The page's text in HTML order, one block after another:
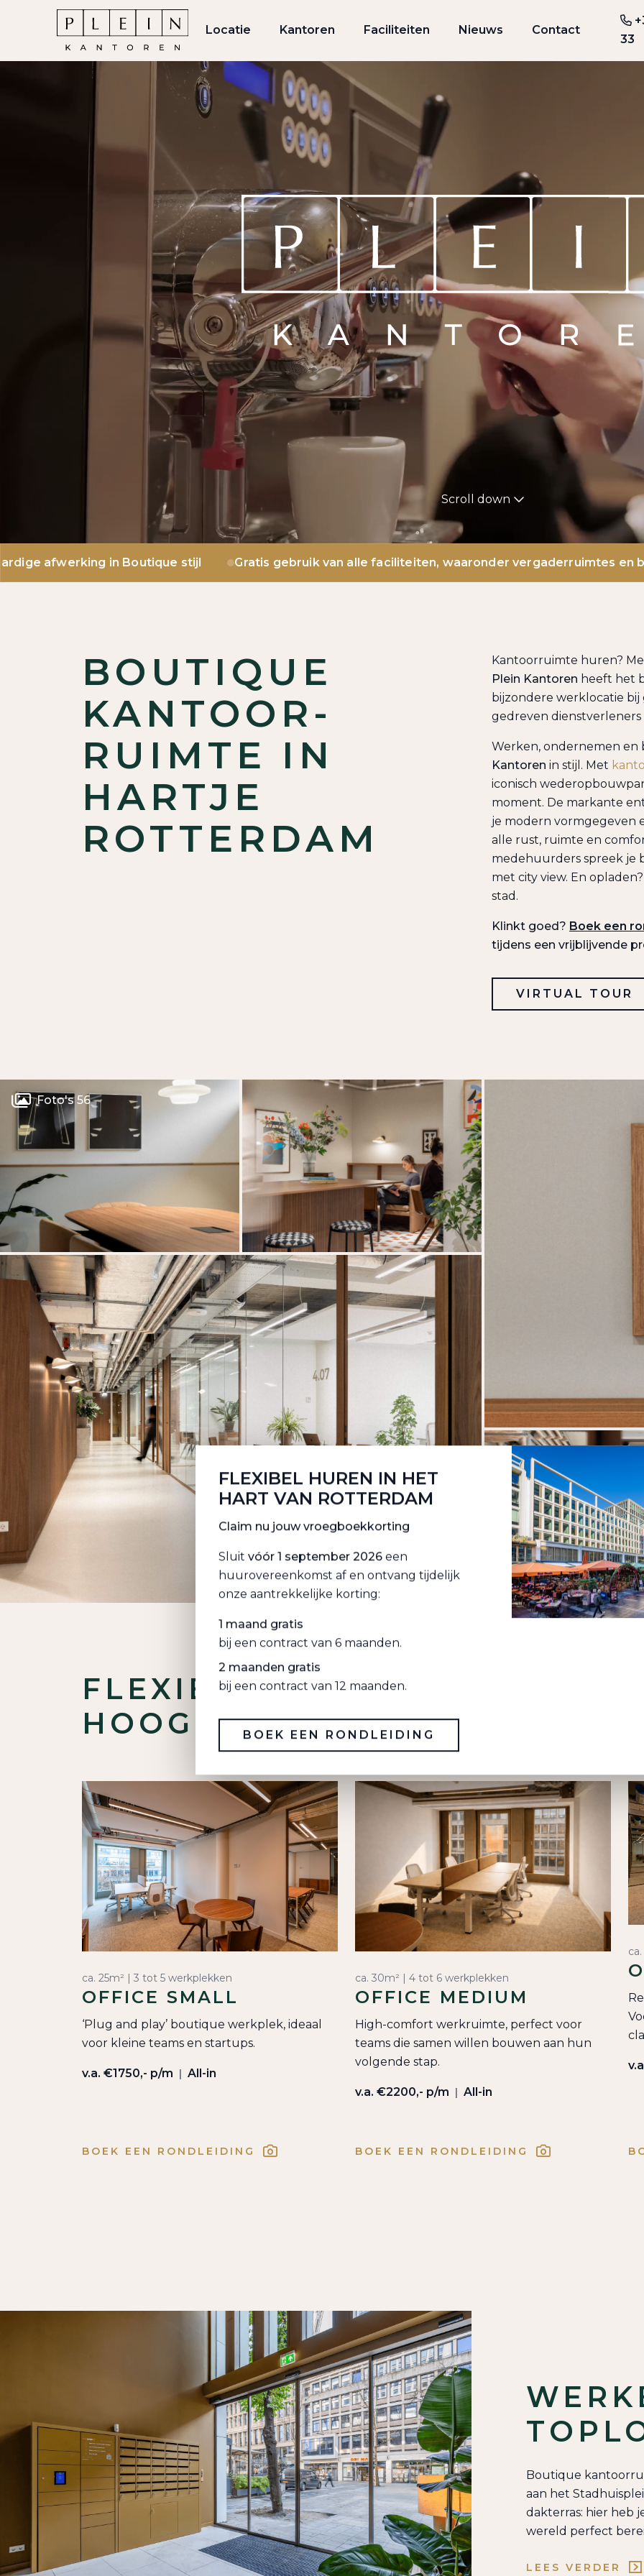
Locatie Kantoren Faciliteiten Nieuws Contact
33
Scroll down
in Boutique stijl Gratis gebruik van alle faciliteiten, waaronder vergaderruimtes en belruimtes
BOUTIQUE
KANTOOR­
RUIMTE IN
HARTJE
ROTTERDAM
Kantoorruimte huren?
Plein Kantoren heeft het
bijzondere werklocatie bij
gedreven
Werken, ondernemen en
Kantoren in stijl. Met
iconisch
moment. De markante
je modern vormgegeven
alle rust, ruimte en
medehuurders spreek je
met city view. En
stad.
Klinkt goed? Boek een
tijdens een vrijblijvende
VIRTUAL TOUR
Foto's 56
FLEXIBELE WERKRUIMTE,
HOOG COMFORT
ca. 25m² | 3 tot 5 werkplekken
OFFICE SMALL
‘Plug and play’ boutique werkplek, ideaal
voor kleine teams en startups.
v.a. €1750,- p/m | All-in
BOEK EEN RONDLEIDING
ca. 30m² | 4 tot 6 werkplekken
OFFICE MEDIUM
High-comfort werkruimte, perfect voor
teams die samen willen bouwen aan hun
volgende stap.
v.a. €2200,- p/m | All-in
BOEK EEN RONDLEIDING
Boutique
aan het
dakterras: hier heb
wereld perfect
LEES VERDER
FLEXIBEL HUREN IN HET
HART VAN ROTTERDAM
Claim nu jouw vroegboekkorting
Sluit vóór 1 september 2026 een
huurovereenkomst af en ontvang tijdelijk
onze aantrekkelijke korting:
1 maand gratis
bij een contract van 6 maanden.
2 maanden gratis
bij een contract van 12 maanden.
BOEK EEN RONDLEIDING